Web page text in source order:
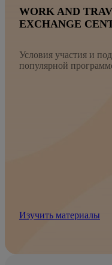
WORK AND
EXCHANGE
Условия участия и
популярной
Изучить материалы